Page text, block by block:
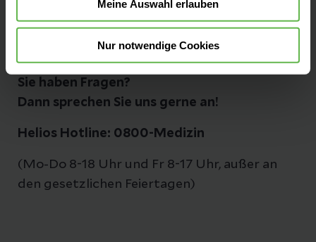
Meine Auswahl erlauben
Nur notwendige Cookies
Fax: 030 52 13 21 - 1 99
Sie haben Fragen?
Dann sprechen Sie uns gerne an!
Helios Hotline: 0800-Medizin
(Mo-Do 8-18 Uhr und Fr 8-17 Uhr, außer an
den gesetzlichen Feiertagen)